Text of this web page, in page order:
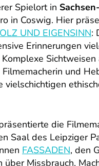
Spielort in
in Coswig. Hier
UND EIGENSINN:
Erinnerungen
und
vielschichtigen
die
Saal des Leipziger
FASSADEN, den
über Missbrauch,